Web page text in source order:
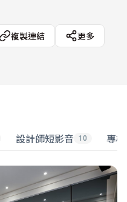
複製連結
更多
設計師短影音 10 專